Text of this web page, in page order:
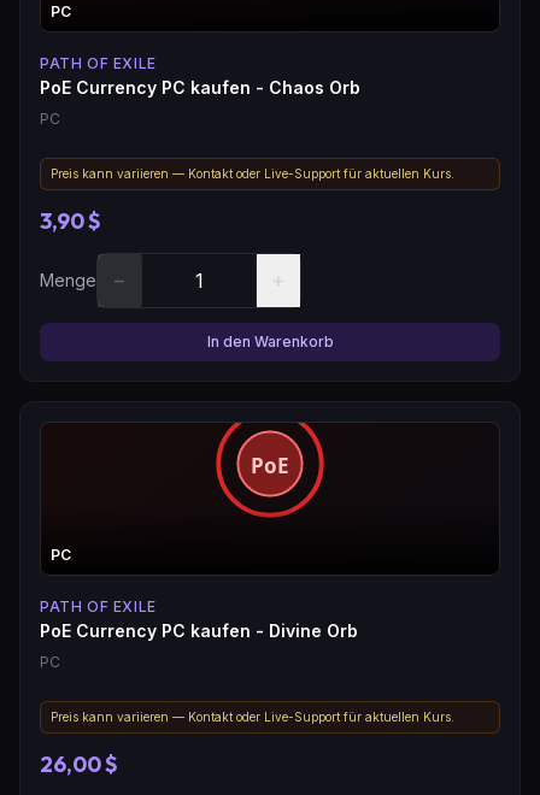
PC
PATH OF EXILE
PoE Currency PC kaufen - Chaos Orb
PC
Preis kann variieren — Kontakt oder Live-Support für aktuellen Kurs.
3,90 $
Menge − +
In den Warenkorb
PC
PATH OF EXILE
PoE Currency PC kaufen - Divine Orb
PC
Preis kann variieren — Kontakt oder Live-Support für aktuellen Kurs.
26,00 $